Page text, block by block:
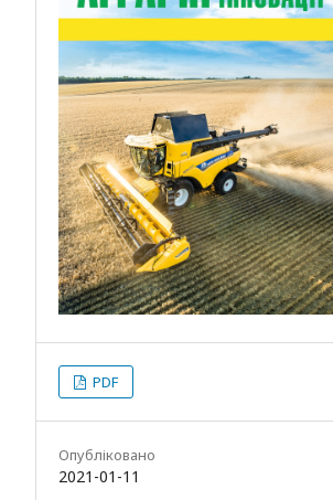
PDF
Опубліковано
2021-01-11